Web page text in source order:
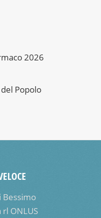
2026
Popolo
Bessimo
rl ONLUS